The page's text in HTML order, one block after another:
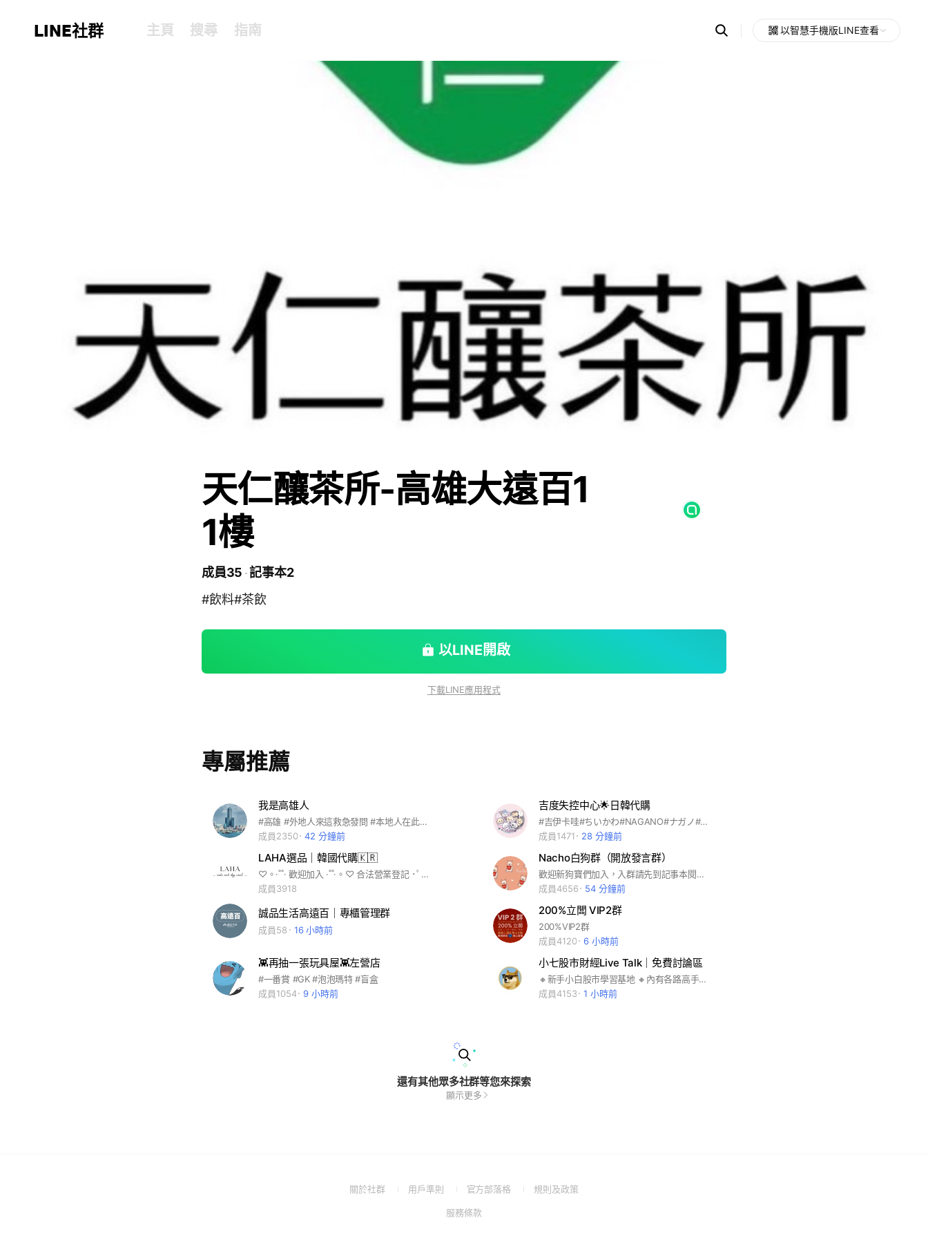
LINE社群 主頁 搜尋 指南 Search
OpenChats以智慧手機版LINE查看
天仁釀茶所-高雄大遠百1
1樓
成員35 記事本2
#飲料#茶飲
以LINE開啟
下載LINE應用程式
專屬推薦
我是高雄人
#高雄 #外地人來這救急發問 #本地人在此聊家鄉事 #美食 #景點 #吃喝玩樂 #在地大小事 #團購 #禁政治
成員2350
42 分鐘前
吉度失控中心🌟日韓代購
#吉伊卡哇#ちいかわ#NAGANO#ナガノ#JUMP#三麗鷗#寶可夢#NintendoTOKYO
成員1471
28 分鐘前
LAHA選品｜韓國代購🇰🇷
♡。·˚˚· 歡迎加入 ·˚˚·。♡ 合法營業登記 ･ﾟ✧小幫手常駐韓國🇰🇷 oliveyoung全品項代購 韓國潮牌服飾 包款代購 專櫃美妝保養品代購 #韓國代購#韓國美妝#國際美妝#各國代購#保養品#韓國潮流服飾#韓國免稅店#韓國文創#韓國選品#專櫃美妝
成員3918
Nacho白狗群（開放發言群）
歡迎新狗寶們加入，入群請先到記事本閱讀社群規則喲～
成員4656
54 分鐘前
誠品生活高遠百｜專櫃管理群
成員58 16 小時前
200%立闆 VIP2群
200%VIP2群
成員4120
6 小時前
👾再抽一張玩具屋👾左營店
#一番賞 #GK #泡泡瑪特 #盲盒
成員1054
9 小時前
小七股市財經Live Talk｜免費討論區
🔸新手小白股市學習基地 🔸內有各路高手一起討論 #波段 #當沖 #股票 #股市 #金融
成員4153
1 小時前
還有其他眾多社群等您來探索
顯示更多
關於社群
(Open用戶準則
(Open
a
官方部落格
(Open規則及政策(Open
服務條款(Open